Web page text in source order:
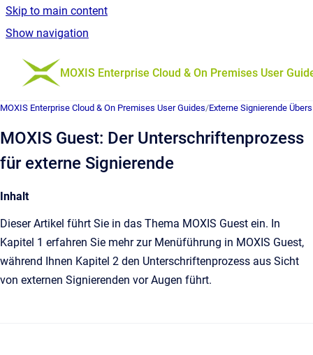
Skip to main content
Show navigation
Go to homepage
MOXIS Enterprise Cloud & On Premises User
MOXIS Enterprise Cloud & On Premises User Guides/Externe Signierende
MOXIS Guest: Der Unterschriftenprozess
für externe Signierende
Inhalt
Dieser Artikel führt Sie in das Thema MOXIS Guest ein. In
Kapitel 1 erfahren Sie mehr zur Menüführung in MOXIS Guest,
während Ihnen Kapitel 2 den Unterschriftenprozess aus Sicht
von externen Signierenden vor Augen führt.